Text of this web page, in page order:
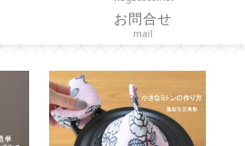
お問合せ
mail